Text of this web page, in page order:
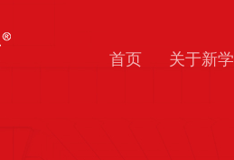
首页 关于新学